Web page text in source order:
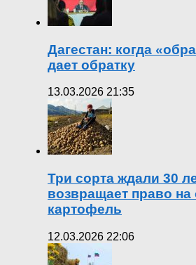
Дагестан: когда
дает обратку
13.03.2026 21:35
Три сорта ждали 30
возвращает право на
картофель
12.03.2026 22:06